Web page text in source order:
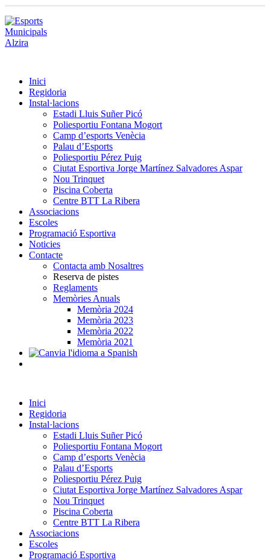
Inici
Regidoria
Instal·lacions
Estadi Lluis Suñer Picó
Poliesportiu Fontana Mogort
Camp d’esports Venècia
Palau d’Esports
Poliesportiu Pérez Puig
Ciutat Esportiva Jorge Martínez Salvadores Aspar
Nou Trinquet
Piscina Coberta
Centre BTT La Ribera
Associacions
Escoles
Programació Esportiva
Noticies
Contacte
Contacta amb Nosaltres
Reserva de pistes
Reglaments
Memòries Anuals
Memòria 2024
Memòria 2023
Memòria 2022
Memòria 2021
Inici
Regidoria
Instal·lacions
Estadi Lluis Suñer Picó
Poliesportiu Fontana Mogort
Camp d’esports Venècia
Palau d’Esports
Poliesportiu Pérez Puig
Ciutat Esportiva Jorge Martínez Salvadores Aspar
Nou Trinquet
Piscina Coberta
Centre BTT La Ribera
Associacions
Escoles
Programació Esportiva